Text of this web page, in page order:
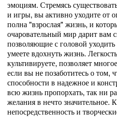
эмоциям. Стремясь
и игры, вы активно уходите от
полна "взрослая" жизнь, и
очаровательный мир дарит вам
позволяющие с головой
умеете вдохнуть жизнь.
культивируете, позволяет
если вы не позаботитесь о том,
способности в надежное и
всю жизнь пропорхать, так ни
желания в нечто значительное.
непосредственность и